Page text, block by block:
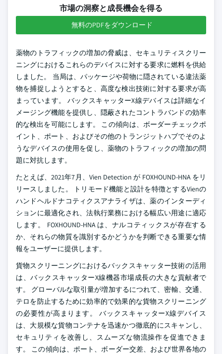
市場の洞察と成長機会を得る
無料のPDFをダウンロード
薬物のトラフィックの増加の脅威は、セキュリティスクリー
ニングにおけるこれらのデバイスに対する要求に燃料を供給
しました。 当局は、パッケージや荷物に隠されている違法薬
物を捕捉しようとすると、高度な検出技術に対する要求が高
まっています。 バックスキャッターX線デバイスは詳細なイ
メージング機能を提供し、隠蔽されたコントラバンドの効率
的な検出を可能にします。 この傾向は、ボーダーチェックポ
イント、ポート、およびその他のトランジットハブでそのよ
うなデバイスの使用を促し、薬物のトラフィックの増加の問
題に対抗します。
たとえば、2021年7月、Vien Detection が FOXHOUND-HNA をリ
リースしました。 トリモード機能と設計を特徴とするVienの
ハンドヘルドナコティクスアナライザは、薬のインターディ
ションに最適化され、法執行業務における幅広い用途に適応
します。 FOXHOUND-HNA は、ナルコティックスが存在する
か、それらの物質を識別するかどうかを判断できる重要な情
報をユーザーに提供します。
貨物スクリーニングにおけるバックスキャッター技術の活用
は、バックスキャッターX線機器市場成長の大きな貢献者で
す。 グローバルな取引量が増加するにつれて、密輸、交通、
テロを防止するために効率的で効果的な貨物スクリーニング
の必要性が高まります。 バックスキャッターX線デバイス
は、大規模な貨物コンテナを迅速かつ徹底的にスキャンし、
セキュリティを改善し、スムーズな物流操作を促進できま
す。 この傾向は、ポート、ボーダー交差、および世界各地の